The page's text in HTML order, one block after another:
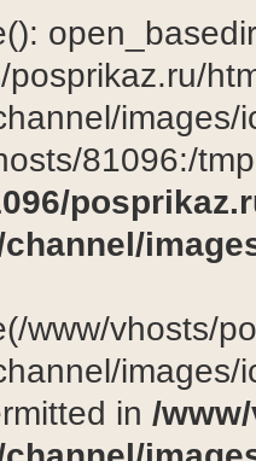
81096:/
www/vhosts/
in /